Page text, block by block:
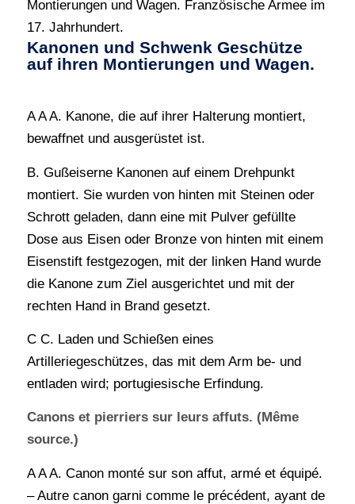
Montierungen und Wagen. Französische Armee im
17. Jahrhundert.
Kanonen und Schwenk Geschütze
auf ihren Montierungen und Wagen.
A A A. Kanone, die auf ihrer Halterung montiert,
bewaffnet und ausgerüstet ist.
B. Gußeiserne Kanonen auf einem Drehpunkt
montiert. Sie wurden von hinten mit Steinen oder
Schrott geladen, dann eine mit Pulver gefüllte
Dose aus Eisen oder Bronze von hinten mit einem
Eisenstift festgezogen, mit der linken Hand wurde
die Kanone zum Ziel ausgerichtet und mit der
rechten Hand in Brand gesetzt.
C C. Laden und Schießen eines
Artilleriegeschützes, das mit dem Arm be- und
entladen wird; portugiesische Erfindung.
Canons et pierriers sur leurs affuts. (Même
source.)
A A A. Canon monté sur son affut, armé et équipé.
– Autre canon garni comme le précédent, ayant de